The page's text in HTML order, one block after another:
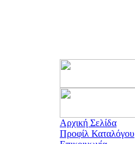
Αρχική Σελίδα
Προφίλ Καταλόγου